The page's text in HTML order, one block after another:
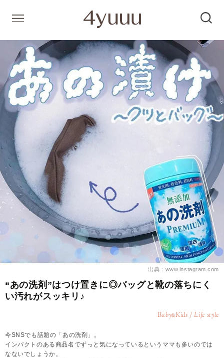
出典：www.instagram.com
“あの洗剤”はつけ置きに◎バッグと靴の落ちにく
い汚れがスッキリ♪
Baby&Kids / Life style
今SNSでも話題の「あの洗剤」。
インパクトのある商品名でずっと気になっているというママも多いのでは
なないでしょうか。